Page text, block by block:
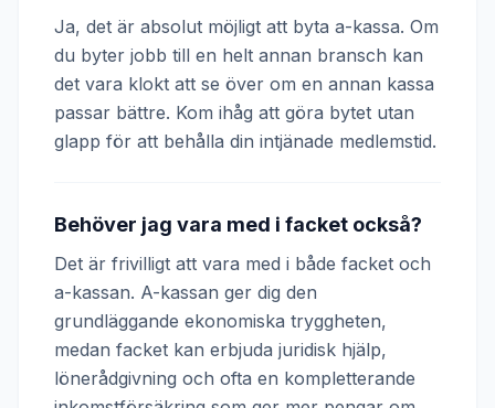
Ja, det är absolut möjligt att byta a-kassa. Om
du byter jobb till en helt annan bransch kan
det vara klokt att se över om en annan kassa
passar bättre. Kom ihåg att göra bytet utan
glapp för att behålla din intjänade medlemstid.
Behöver jag vara med i facket också?
Det är frivilligt att vara med i både facket och
a-kassan. A-kassan ger dig den
grundläggande ekonomiska tryggheten,
medan facket kan erbjuda juridisk hjälp,
lönerådgivning och ofta en kompletterande